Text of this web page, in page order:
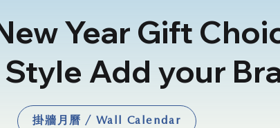
Year Gift
Style Add your
掛牆月曆 / Wall Calendar